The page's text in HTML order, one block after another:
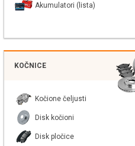
Akumulatori (lista)
KOČNICE
Kočione čeljusti
Disk kočioni
Disk pločice